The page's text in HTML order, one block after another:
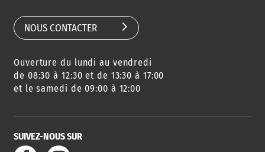
AGENDA
DES SORTIES
URBANISME
SERVICE
DE L'EAU
NOUS CONTACTER
Ouverture du lundi au vendredi
de 08:30 à 12:30 et de 13:30 à 17:00
et le samedi de 09:00 à 12:00
SUIVEZ-NOUS SUR